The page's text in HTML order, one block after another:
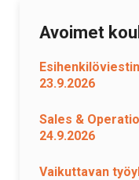
Avoimet
23.9.2026
Sales &
24.9.2026
Vaikuttavan